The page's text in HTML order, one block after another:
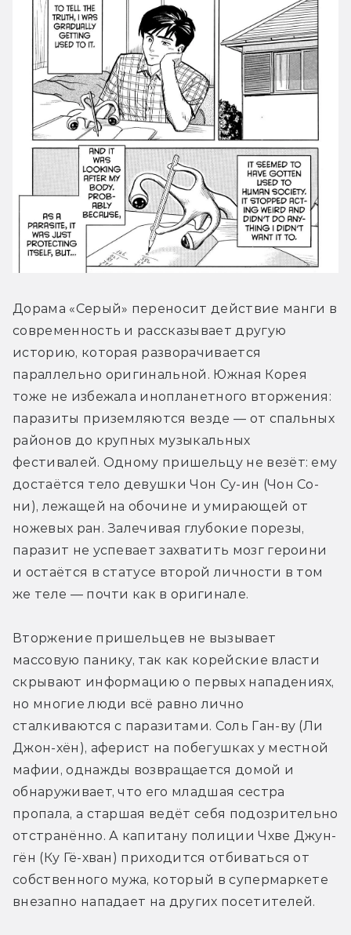
Дорама «Серый» переносит действие манги в
современность и рассказывает другую
историю, которая разворачивается
параллельно оригинальной. Южная Корея
тоже не избежала инопланетного вторжения:
паразиты приземляются везде — от спальных
районов до крупных музыкальных
фестивалей. Одному пришельцу не везёт: ему
достаётся тело девушки Чон Су-ин (Чон Со-
ни), лежащей на обочине и умирающей от
ножевых ран. Залечивая глубокие порезы,
паразит не успевает захватить мозг героини
и остаётся в статусе второй личности в том
же теле — почти как в оригинале.
Вторжение пришельцев не вызывает
массовую панику, так как корейские власти
скрывают информацию о первых нападениях,
но многие люди всё равно лично
сталкиваются с паразитами. Соль Ган-ву (Ли
Джон-хён), аферист на побегушках у местной
мафии, однажды возвращается домой и
обнаруживает, что его младшая сестра
пропала, а старшая ведёт себя подозрительно
отстранённо. А капитану полиции Чхве Джун-
гён (Ку Гё-хван) приходится отбиваться от
собственного мужа, который в супермаркете
внезапно нападает на других посетителей.